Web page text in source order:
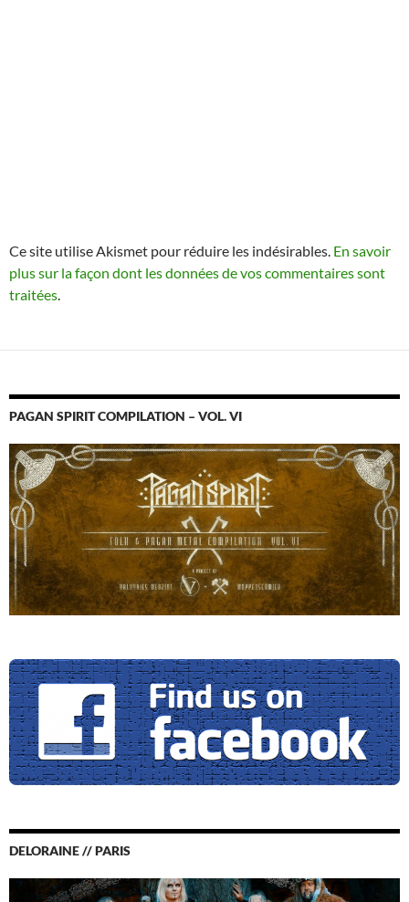
Ce site utilise Akismet pour réduire les indésirables. En savoir
plus sur la façon dont les données de vos commentaires sont
traitées.
PAGAN SPIRIT COMPILATION – VOL. VI
DELORAINE // PARIS